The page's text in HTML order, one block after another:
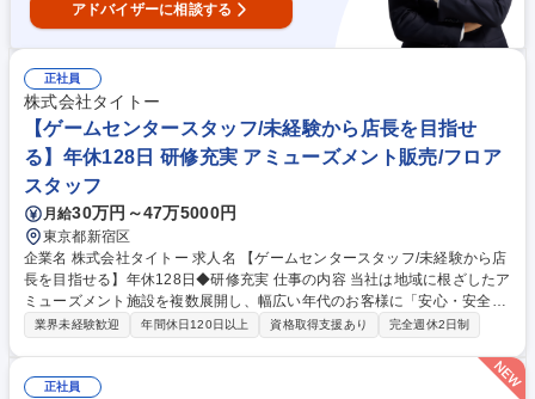
アドバイザーに相談する
正社員
株式会社タイトー
【ゲームセンタースタッフ/未経験から店長を目指せ
る】年休128日 研修充実 アミューズメント販売/フロア
スタッフ
月給30万円～47万5000円
東京都新宿区
企業名 株式会社タイトー 求人名 【ゲームセンタースタッフ/未経験から店
長を目指せる】年休128日◆研修充実 仕事の内容 当社は地域に根ざしたア
ミューズメント施設を複数展開し、幅広い年代のお客様に「安心・安全で
楽しい時間」を提供しています。店舗運営の中核を担っていただけるゲー
の基本や店内の運営ルールなど、業務に必要な基礎知識を学ぶところから
スタートします。その後は先輩スタッフによるOJTを通じて、業務の進め
業界未経験歓迎 年間休日120日以上 資格取得支援あり 完全週休2日制
正社員